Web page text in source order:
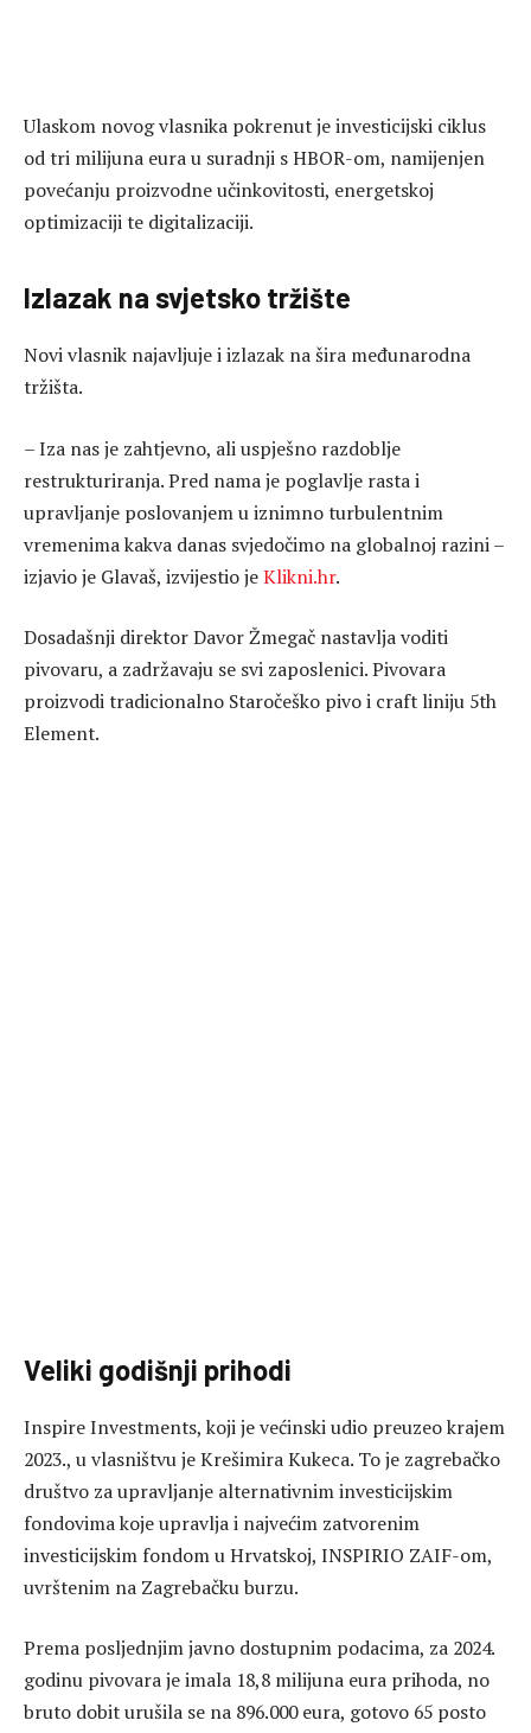
Ulaskom novog vlasnika pokrenut je investicijski ciklus
od tri milijuna eura u suradnji s HBOR-om, namijenjen
povećanju proizvodne učinkovitosti, energetskoj
optimizaciji te digitalizaciji.
Izlazak na svjetsko tržište
Novi vlasnik najavljuje i izlazak na šira međunarodna
tržišta.
– Iza nas je zahtjevno, ali uspješno razdoblje
restrukturiranja. Pred nama je poglavlje rasta i
upravljanje poslovanjem u iznimno turbulentnim
vremenima kakva danas svjedočimo na globalnoj razini –
izjavio je Glavaš, izvijestio jeKlikni.hr.
Dosadašnji direktor Davor Žmegač nastavlja voditi
pivovaru, a zadržavaju se svi zaposlenici. Pivovara
proizvodi tradicionalno Staročeško pivo i craft liniju 5th
Element.
Veliki godišnji prihodi
Inspire Investments, koji je većinski udio preuzeo krajem
2023., u vlasništvu je Krešimira Kukeca. To je zagrebačko
društvo za upravljanje alternativnim investicijskim
fondovima koje upravlja i najvećim zatvorenim
investicijskim fondom u Hrvatskoj, INSPIRIO ZAIF-om,
uvrštenim na Zagrebačku burzu.
Prema posljednjim javno dostupnim podacima, za 2024.
godinu pivovara je imala 18,8 milijuna eura prihoda, no
bruto dobit urušila se na 896.000 eura, gotovo 65 posto